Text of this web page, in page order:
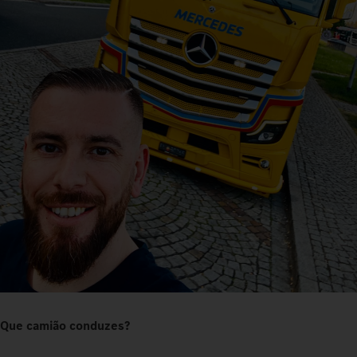
Que camião conduzes?